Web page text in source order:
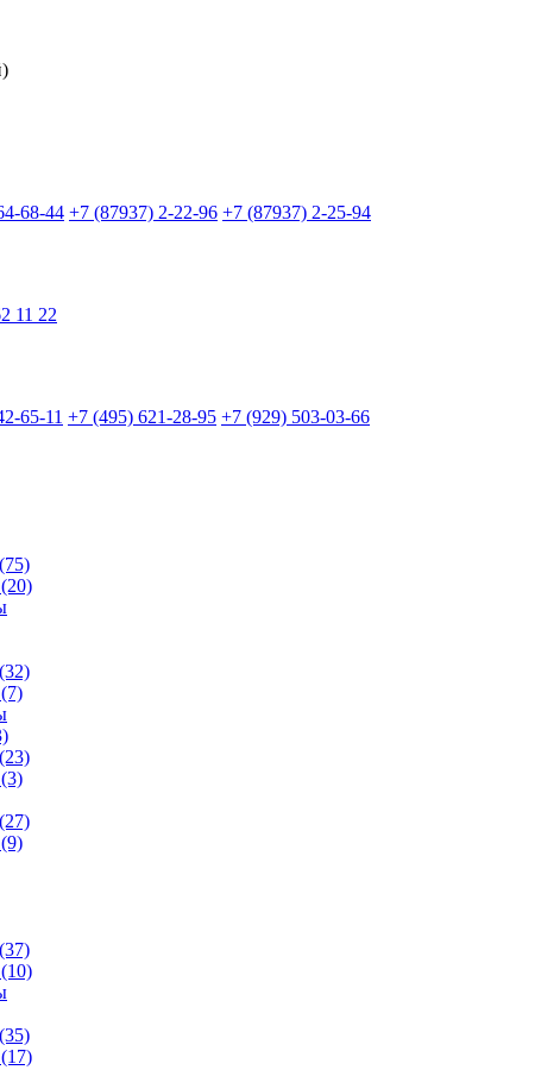
68-44 +7 (87937) 2-22-96 +7 (87937) 2-25-94
11 22
65-11 +7 (495) 621-28-95 +7 (929) 503-03-66
(75)
(20)
(32)
(7)
(23)
(3)
(27)
(9)
(37)
(10)
(35)
(17)